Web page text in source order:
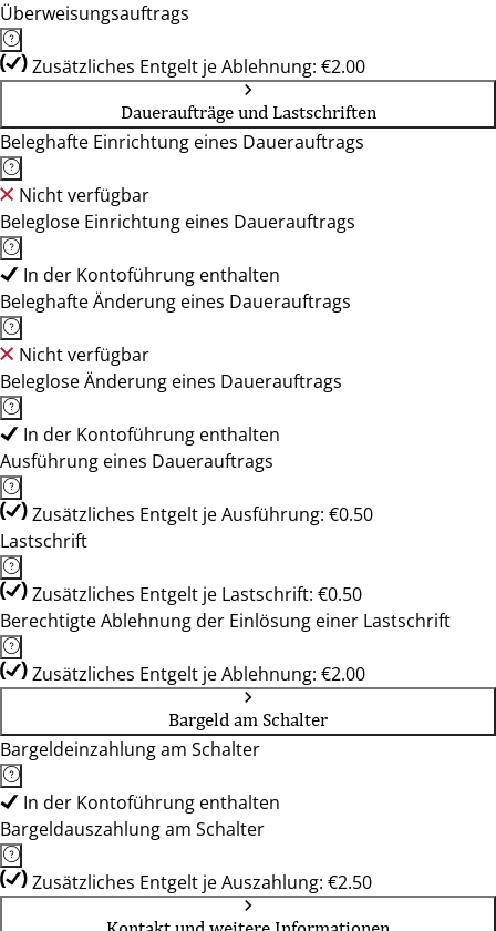
Überweisungsauftrags
Zusätzliches Entgelt je Ablehnung: €2.00
Daueraufträge und Lastschriften
Beleghafte Einrichtung eines Dauerauftrags
Nicht verfügbar
Beleglose Einrichtung eines Dauerauftrags
In der Kontoführung enthalten
Beleghafte Änderung eines Dauerauftrags
Nicht verfügbar
Beleglose Änderung eines Dauerauftrags
In der Kontoführung enthalten
Ausführung eines Dauerauftrags
Zusätzliches Entgelt je Ausführung: €0.50
Lastschrift
Zusätzliches Entgelt je Lastschrift: €0.50
Berechtigte Ablehnung der Einlösung einer Lastschrift
Zusätzliches Entgelt je Ablehnung: €2.00
Bargeld am Schalter
Bargeldeinzahlung am Schalter
In der Kontoführung enthalten
Bargeldauszahlung am Schalter
Zusätzliches Entgelt je Auszahlung: €2.50